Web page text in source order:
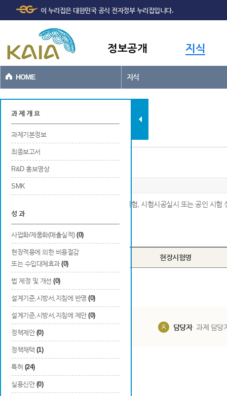
본문바로가기
이 누리집은 대한민국 공식 전자정부 누리집입니다.
정보공개 지식
HOME 지식
과제현황
과 제 개 요
과제기본정보
최종보고서
R&D 홍보영상
SMK
성 과
사업화/제품화(매출실적) (0)
현장적용에 의한 비용절감
또는 수입대체효과 (0)
법 제정 및 개선 (0)
설계기준,시방서,지침에 반영 (0)
설계기준,시방서,지침에 제안 (0)
정책제안 (0)
정책채택 (1)
특허 (24)
실용신안 (0)
현장시험 및 검증
※ 연구개발 결과물 성능검증 등을 위한 현장시험, 시험시공실시 또는 공인 시험
Total0건
번호 현장시험명
담당자 과제 담당